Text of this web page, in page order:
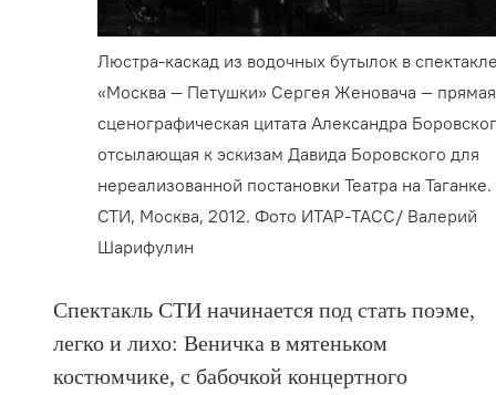
Люстра-каскад из водочных бутылок в
«Москва — Петушки» Сергея Женовача — прямая
сценографическая цитата Александра
отсылающая к эскизам Давида Боровского для
нереализованной постановки Театра на Таганке.
СТИ, Москва, 2012. Фото ИТАР-ТАСС/ Валерий
Шарифулин
Спектакль СТИ начинается под стать поэме,
легко и лихо: Веничка в мятеньком
костюмчике, с бабочкой концертного